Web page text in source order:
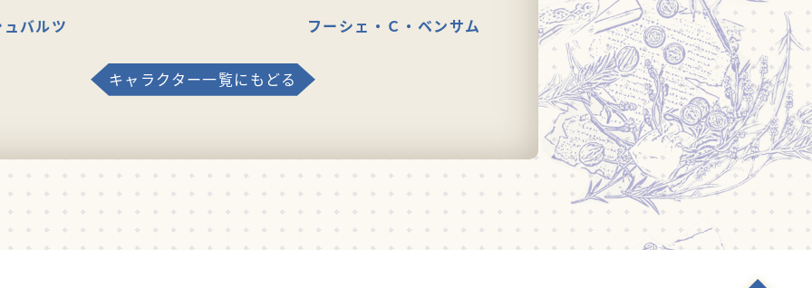
バルツ フーシェ・Ｃ・ベンサム
キャラクター一覧にもどる